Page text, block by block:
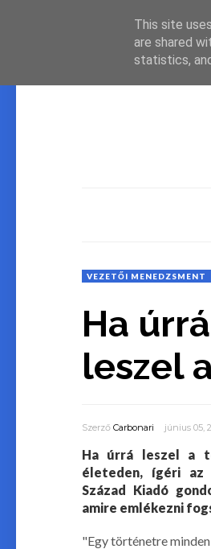
VEZETŐI MENEDZSMENT
Ha
leszel
Szerző Carbonari június 05,
Ha úrrá leszel a
életeden, ígéri az
Század Kiadó
amire emlékezni
"Egy történetre
This site
are shared
statistics,